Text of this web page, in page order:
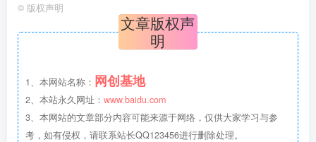
© 版权声明
文章版权声
明
1、本网站名称： 网创基地
2、本站永久网址： www.baidu.com
3、本网站的文章部分内容可能来源于网络，仅供大家学习与参
考，如有侵权，请联系站长QQ123456进行删除处理。